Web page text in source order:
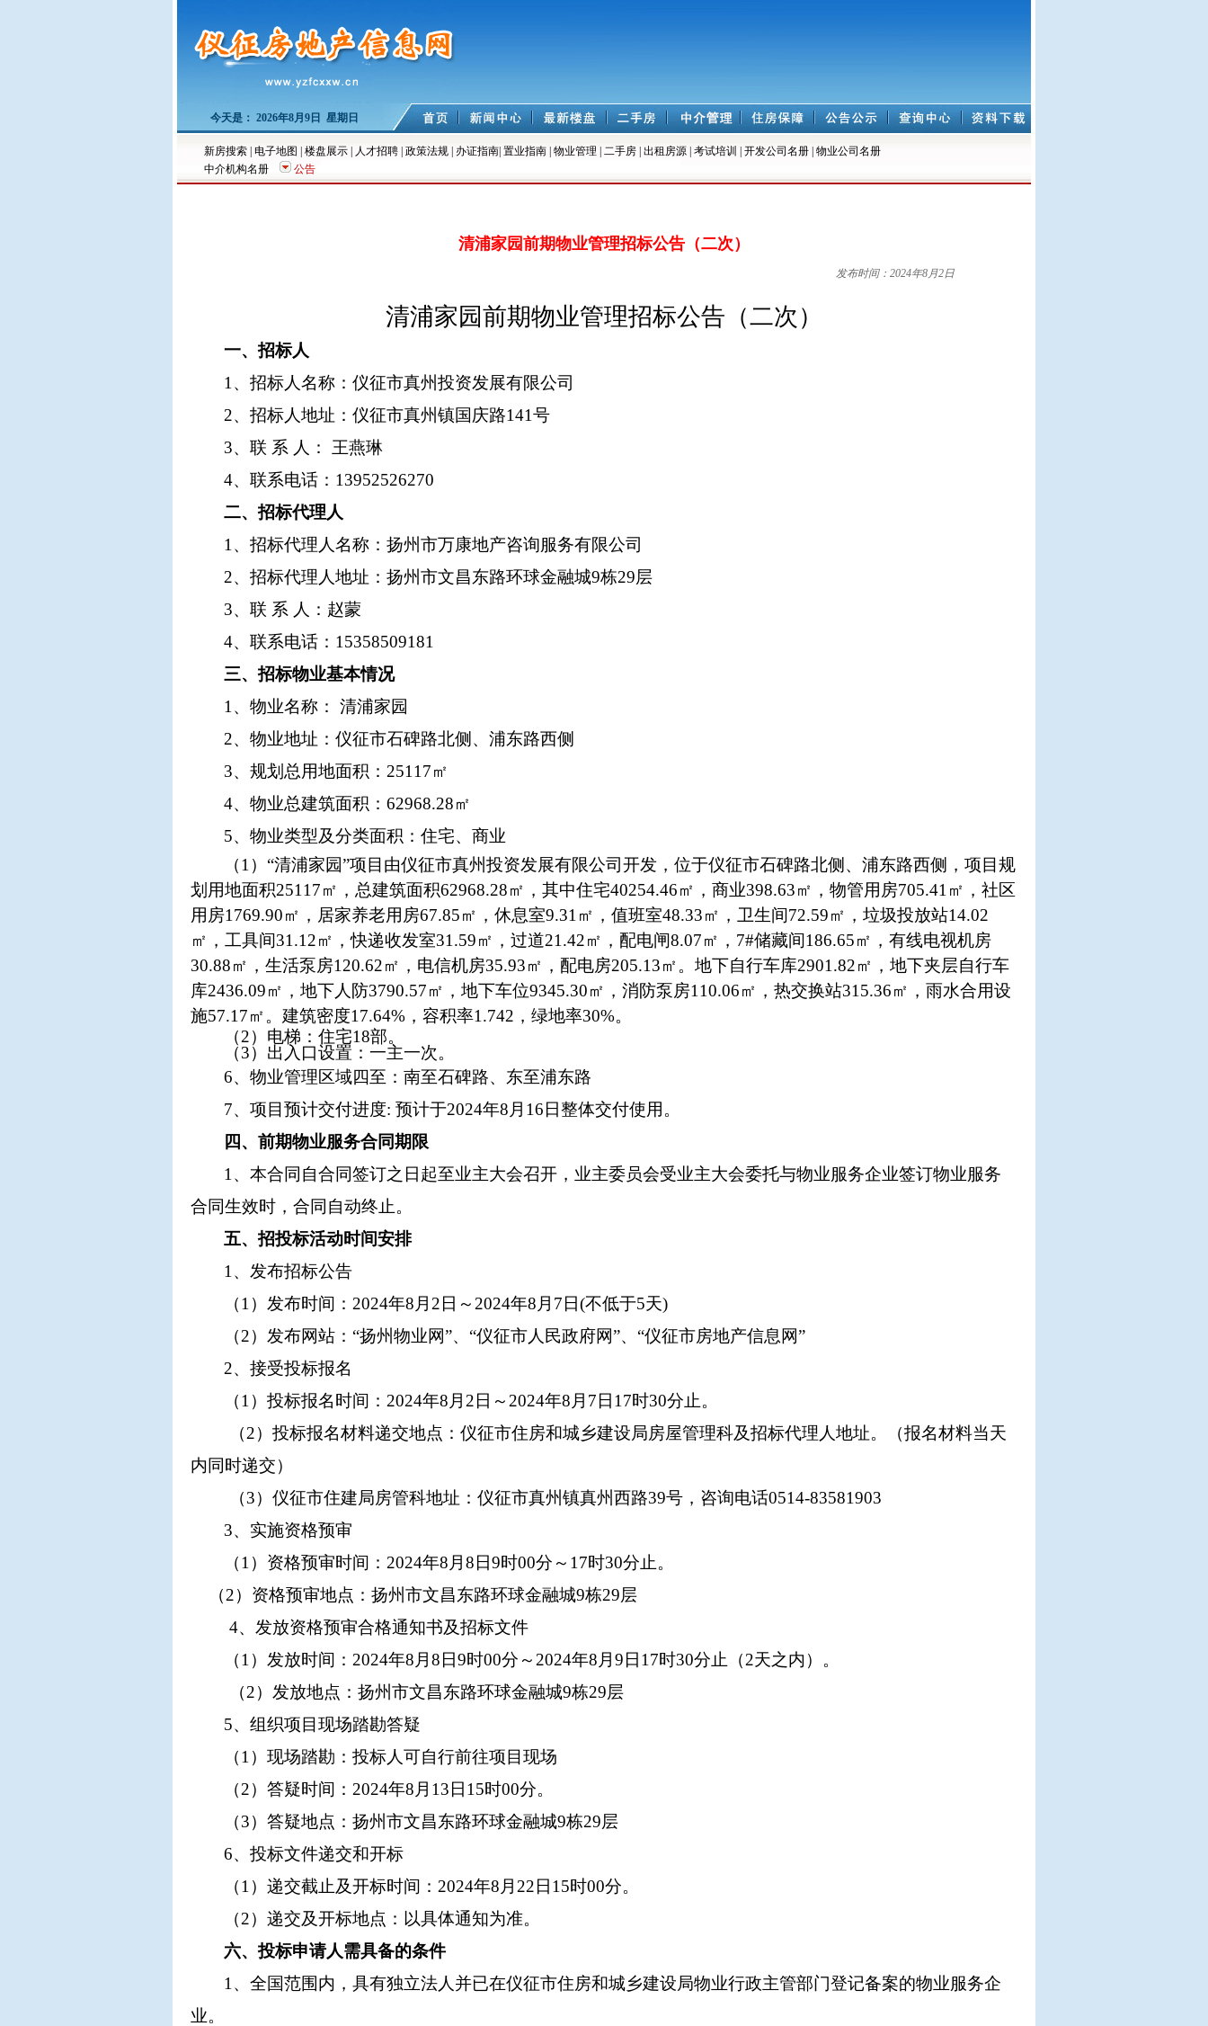
今天是： 2026年8月9日 星期日
新房搜索 电子地图 楼盘展示 人才招聘 政策法规 办证指南 置业指南 物业管理 二手房 出租房源 考试培训 开发公司名册 物业公司名册
中介机构名册
公告
清浦家园前期物业管理招标公告（二次）
发布时间：2024年8月2日
清浦家园前期物业管理招标公告（二次）
一、招标人
1、招标人名称：仪征市真州投资发展有限公司
2、招标人地址：仪征市真州镇国庆路141号
3、联 系 人： 王燕琳
4、联系电话： 13952526270
二、招标代理人
1、招标代理人名称：扬州市万康地产咨询服务有限公司
2、招标代理人地址：扬州市文昌东路环球金融城9栋29层
3、联 系 人：赵蒙
4、联系电话：15358509181
三、招标物业基本情况
1、物业名称： 清浦家园
2、物业地址：仪征市石碑路北侧、浦东路西侧
3、规划总用地面积： 25117㎡
4、物业总建筑面积： 62968.28㎡
5、物业类型及分类面积：住宅、商业
（1）“清浦家园”项目由仪征市真州投资发展有限公司开发，位于仪征市石碑路北侧、浦东路西侧，项目规
划用地面积25117㎡，总建筑面积62968.28㎡，其中住宅40254.46㎡，商业398.63㎡，物管用房705.41㎡，社区
用房1769.90㎡，居家养老用房67.85㎡，休息室9.31㎡，值班室48.33㎡，卫生间72.59㎡，垃圾投放站14.02
㎡，工具间31.12㎡，快递收发室31.59㎡，过道21.42㎡，配电闸8.07㎡，7#储藏间186.65㎡，有线电视机房
30.88㎡，生活泵房120.62㎡，电信机房35.93㎡，配电房205.13㎡。地下自行车库2901.82㎡，地下夹层自行车
库2436.09㎡，地下人防3790.57㎡，地下车位9345.30㎡，消防泵房110.06㎡，热交换站315.36㎡，雨水合用设
施57.17㎡。建筑密度17.64%，容积率1.742，绿地率30%。
（2）电梯：住宅18部。
（3）出入口设置：一主一次。
6、物业管理区域四至：南至石碑路、东至浦东路
7、项目预计交付进度: 预计于2024年8月16日整体交付使用。
四、前期物业服务合同期限
1、本合同自合同签订之日起至业主大会召开，业主委员会受业主大会委托与物业服务企业签订物业服务
合同生效时，合同自动终止。
五、招投标活动时间安排
1、发布招标公告
（1）发布时间：2024年8月2日～2024年8月7日(不低于5天)
（2）发布网站：“扬州物业网”、“仪征市人民政府网”、“仪征市房地产信息网”
2、接受投标报名
（1）投标报名时间 ： 2024年8月2日～2024年8月7日17时30分止。
（2）投标报名材料递交地点：仪征市住房和城乡建设局房屋管理科及招标代理人地址。
（报名材料当天
内同时递交）
（3）仪征市住建局房管科地址： 仪征市真州镇真州西路39号 ，咨询电话0514-83581903
3、实施资格预审
（1） 资格预审时间： 2024年8月8日9时00分～17时30分止。
（2）资格预审地点：扬州市文昌东路环球金融城9栋29层
4、发放资格预审合格通知书及招标文件
（1）发放时间：2024年8月8日9时00分～2024年8月9日17时30分止（2天之内）。
（2）发放地点：扬州市文昌东路环球金融城9栋29层
5、组织项目现场踏勘答疑
（1）现场踏勘：投标人可自行前往项目现场
（2）答疑时间：2024年8月13日15时00分。
（3）答疑地点：扬州市文昌东路环球金融城9栋29层
6、投标文件递交和开标
（1）递交截止及开标时间：2024年8月22日15时00分。
（2）递交及开标地点： 以具体通知为准。
六、投标申请人需具备的条件
1、全国范围内，具有独立法人并已在仪征市住房和城乡建设局物业行政主管部门登记备案的物业服务企
业。